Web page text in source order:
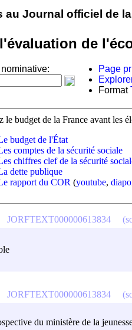
au Journal officiel de
de
Page
Format
le budget de la France avant les
budget de l'État
comptes de la sécurité sociale
chiffres clef de la sécurité
dette publique
rapport du COR (youtube,
JORFTEXT000000613834
du ministère de la
JORFTEXT000000613834